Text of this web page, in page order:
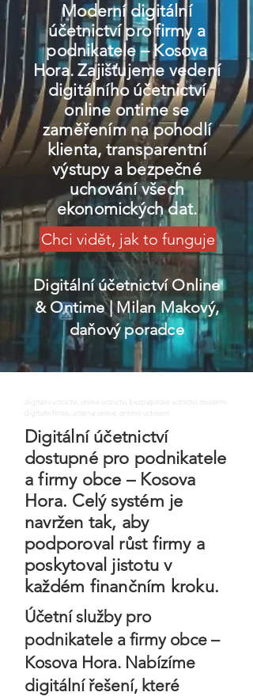
Moderní digitální
účetnictví pro firmy a
podnikatele – Kosova
Hora. Zajišťujeme vedení
digitálního účetnictví
online ontime se
zaměřením na pohodlí
klienta, transparentní
výstupy a bezpečné
uchování všech
ekonomických dat.
Chci vidět, jak to funguje
Digitální účetnictví Online
& Ontime| Milan Makový,
daňový poradce
digitalni uctnictvi, online uctnictvi, bezpapirove uctnictvi, moderni
digitalni firma, uctarna online, ontime uctovani
Digitální účetnictví
dostupné pro podnikatele
a firmy obce – Kosova
Hora. Celý systém je
navržen tak, aby
podporoval růst firmy a
poskytoval jistotu v
každém finančním kroku.
Účetní služby pro
podnikatele a firmy obce –
Kosova Hora. Nabízíme
digitální řešení, které